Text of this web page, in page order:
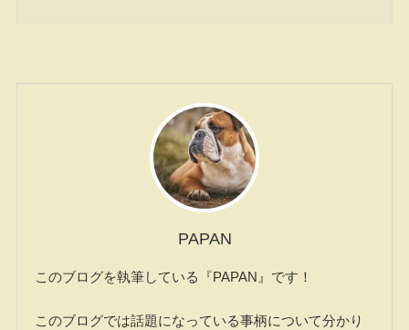
PAPAN
このブログを執筆している『PAPAN』です！
このブログでは話題になっている事柄について分かり